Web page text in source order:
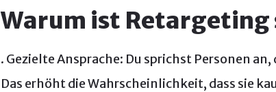
Warum ist Retargeting
. Gezielte Ansprache: Du sprichst Personen
Das erhöht die Wahrscheinlichkeit, dass sie